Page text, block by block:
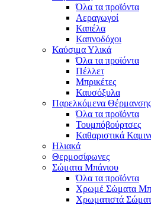
Όλα τα προϊόντα
Αεραγωγοί
Καπέλα
Καπνοδόχοι
Καύσιμα Υλικά
Όλα τα προϊόντα
Πέλλετ
Μπρικέτες
Καυσόξυλα
Παρελκόμενα Θέρμανσης
Όλα τα προϊόντα
Τουμπόβούρτσες
Καθαριστικά
Ηλιακά
Θερμοσίφωνες
Σώματα Μπάνιου
Όλα τα προϊόντα
Χρωμέ Σώματα
Χρωματιστά